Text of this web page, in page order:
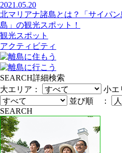
2021.05.20
北マリアナ諸島とは？「サイパ
島」の観光スポット！
観光スポット
アクティビティ
SEARCH詳細検索
大エリア：
小エ
並び順 ：
SEARCH